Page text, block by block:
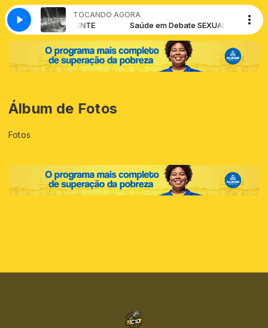
TOCANDO AGORA
Debate SEXUALMENTE Saúde em Debate SEXUALMENTE
Álbum de Fotos
Fotos